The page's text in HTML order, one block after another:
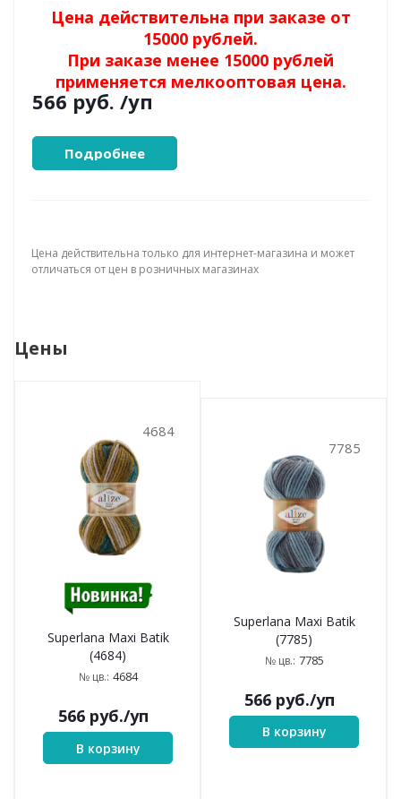
Цена действительна при заказе от
15000 рублей.
При заказе менее 15000 рублей
применяется мелкооптовая цена.
566 руб. /уп
Подробнее
Цена действительна только для интернет-магазина и может
отличаться от цен в розничных магазинах
Цены
4684
Superlana Maxi Batik
(4684)
№ цв.: 4684
566 руб./уп
В корзину
7785
Superlana Maxi Batik
(7785)
№ цв.: 7785
566 руб./уп
В корзину